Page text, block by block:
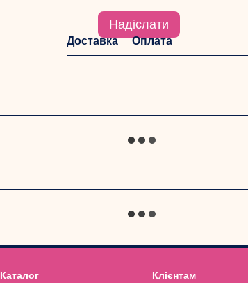
Надіслати
Доставка Оплата
Каталог Клієнтам